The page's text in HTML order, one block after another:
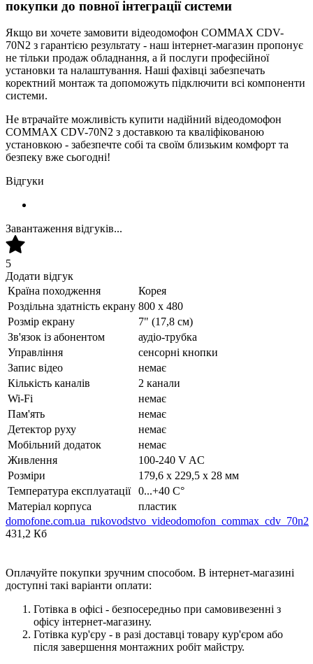
покупки до повної інтеграції системи
Якщо ви хочете замовити відеодомофон COMMAX CDV-
70N2 з гарантією результату - наш інтернет-магазин пропонує
не тільки продаж обладнання, а й послуги професійної
установки та налаштування. Наші фахівці забезпечать
коректний монтаж та допоможуть підключити всі компоненти
системи.
Не втрачайте можливість купити надійний відеодомофон
COMMAX CDV-70N2 з доставкою та кваліфікованою
установкою - забезпечте собі та своїм близьким комфорт та
безпеку вже сьогодні!
Відгуки
Завантаження відгуків...
5
Додати відгук
Країна походження
Корея
Роздільна здатність екрану 800 х 480
Розмір екрану
7" (17,8 см)
Зв'язок із абонентом
аудіо-трубка
Управління
сенсорні кнопки
Запис відео
немає
Кількість каналів
2 канали
Wi-Fi
немає
Пам'ять
немає
Детектор руху
немає
Мобільний додаток
немає
Живлення
100-240 V AC
Розміри
179,6 x 229,5 x 28 мм
Температура експлуатації
0...+40 C°
Матеріал корпуса
пластик
domofone.com.ua_rukovodstvo_videodomofon_commax_cdv_70n2
431,2 Кб
Оплачуйте покупки зручним способом. В інтернет-магазині
доступні такі варіанти оплати:
Готівка в офісі - безпосередньо при самовивезенні з
офісу інтернет-магазину.
Готівка кур'єру - в разі доставці товару кур'єром або
після завершення монтажних робіт майстру.